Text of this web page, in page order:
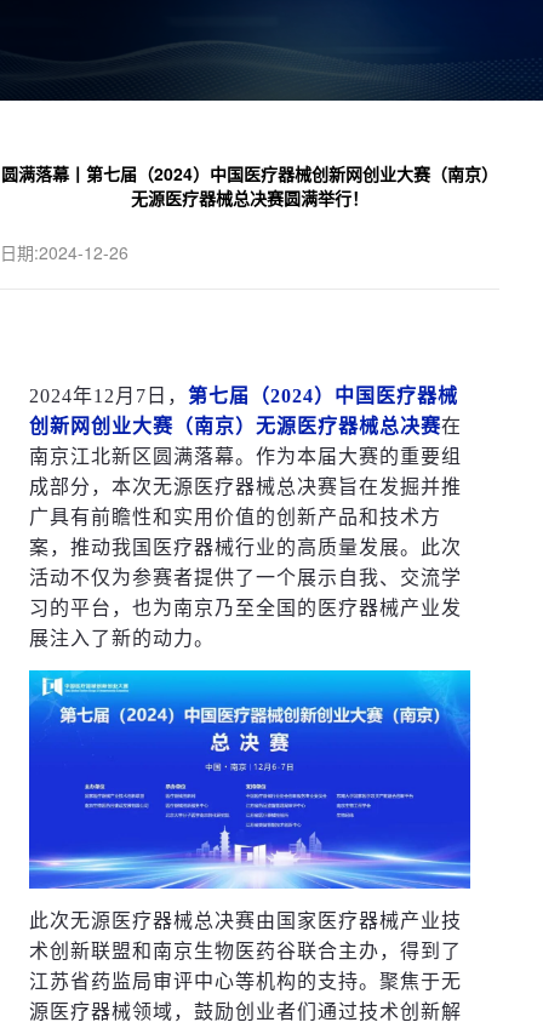
圆满落幕丨第七届（2024）中国医疗器械创新网创业大赛（南京）
无源医疗器械总决赛圆满举行！
日期:2024-12-26
2024年12月7日，第七届（2024）中国医疗器械
创新网创业大赛（南京）无源医疗器械总决赛在
南京江北新区圆满落幕。作为本届大赛的重要组
成部分，本次无源医疗器械总决赛旨在发掘并推
广具有前瞻性和实用价值的创新产品和技术方
案，推动我国医疗器械行业的高质量发展。此次
活动不仅为参赛者提供了一个展示自我、交流学
习的平台，也为南京乃至全国的医疗器械产业发
展注入了新的动力。
此次无源医疗器械总决赛由国家医疗器械产业技
术创新联盟和南京生物医药谷联合主办，得到了
江苏省药监局审评中心等机构的支持。聚焦于无
源医疗器械领域，鼓励创业者们通过技术创新解